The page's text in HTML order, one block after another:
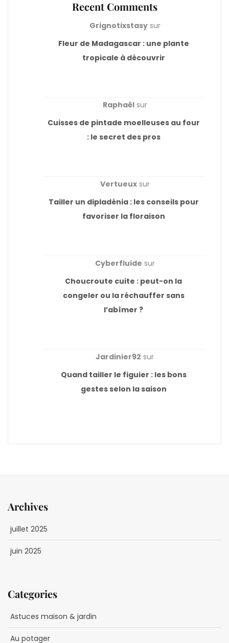
Recent Comments
Grignotixstasysur
Fleur de Madagascar : une plante
tropicale à découvrir
Raphaëlsur
Cuisses de pintade moelleuses au four
: le secret des pros
Vertueuxsur
Tailler un dipladénia : les conseils pour
favoriser la floraison
Cyberfluide sur
Choucroute cuite : peut-on la
congeler ou la réchauffer sans
l’abîmer ?
Jardinier92 sur
Quand tailler le figuier : les bons
gestes selon la saison
Archives
juillet 2025
juin 2025
Categories
Astuces maison & jardin
Au potager